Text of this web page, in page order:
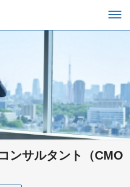
ンサルタント（CMO